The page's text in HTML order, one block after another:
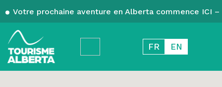
Votre prochaine aventure en Alberta commence ICI
FR EN